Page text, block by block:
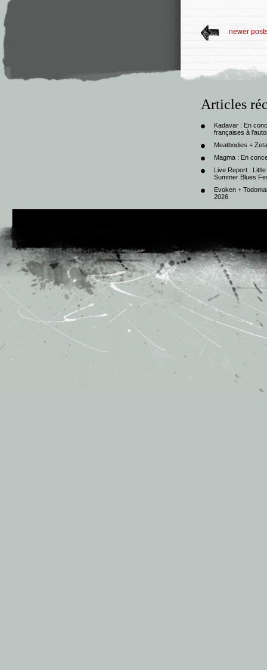
newer
Articles
Kadavar : En
françaises à
Meatbodies +
Magma : En
Live Report :
Summer Blues
Evoken +
2026